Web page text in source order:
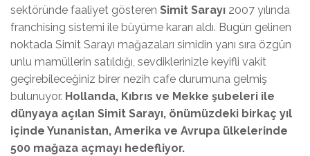
sektöründe faaliyet gösteren Simit Sarayı 2007 yılında
franchising sistemi ile büyüme kararı aldı. Bugün gelinen
noktada Simit Sarayı mağazaları simidin yanı sıra özgün
unlu mamüllerin satıldığı, sevdiklerinizle keyifli vakit
geçirebileceğiniz birer nezih cafe durumuna gelmiş
bulunuyor. Hollanda, Kıbrıs ve Mekke şubeleri ile
dünyaya açılan Simit Sarayı, önümüzdeki birkaç yıl
içinde Yunanistan, Amerika ve Avrupa ülkelerinde
500 mağaza açmayı hedefliyor.